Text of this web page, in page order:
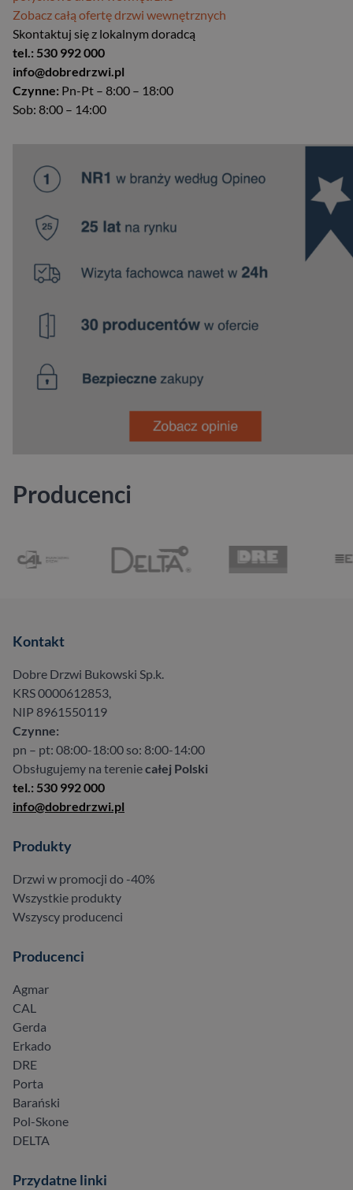
Zobacz całą ofertę drzwi wewnętrznych
Skontaktuj się z lokalnym doradcą
tel.: 530 992 000
info@dobredrzwi.pl
Czynne: Pn-Pt – 8:00 – 18:00
Sob: 8:00 – 14:00
Producenci
Kontakt
Dobre Drzwi Bukowski Sp.k.
KRS 0000612853,
NIP 8961550119
Czynne:
pn – pt: 08:00-18:00 so: 8:00-14:00
Obsługujemy na tereniecałej Polski
tel.: 530 992 000
info@dobredrzwi.pl
Produkty
Drzwi w promocji do -40%
Wszystkie produkty
Wszyscy producenci
Producenci
Agmar
CAL
Gerda
Erkado
DRE
Porta
Barański
Pol-Skone
DELTA
Przydatne linki